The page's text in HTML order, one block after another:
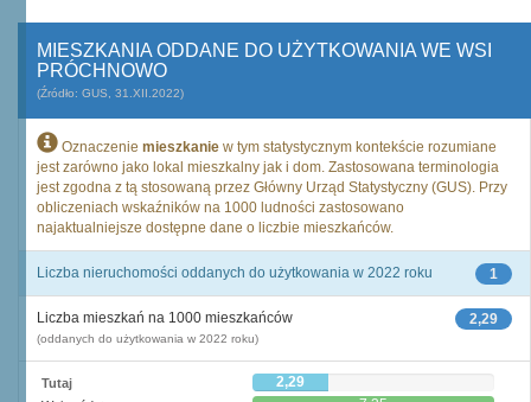
MIESZKANIA ODDANE DO UŻYTKOWANIA WE WSI
PRÓCHNOWO
(Źródło: GUS, 31.XII.2022)
Oznaczenie mieszkanie w tym statystycznym kontekście rozumiane
jest zarówno jako lokal mieszkalny jak i dom. Zastosowana terminologia
jest zgodna z tą stosowaną przez Główny Urząd Statystyczny (GUS). Przy
obliczeniach wskaźników na 1000 ludności zastosowano
najaktualniejsze dostępne dane o liczbie mieszkańców.
1
Liczba nieruchomości oddanych do użytkowania w 2022 roku
2,29
Liczba mieszkań na 1000 mieszkańców
(oddanych do użytkowania w 2022 roku)
Tutaj 2,29